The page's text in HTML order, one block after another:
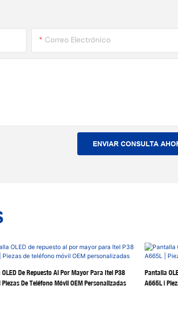
Correo Electrónico
ENVIAR CONSULTA
De Repuesto Al Por Mayor Para Itel P38
Piezas De Teléfono Móvil OEM Personalizadas
Pantalla
A665L |